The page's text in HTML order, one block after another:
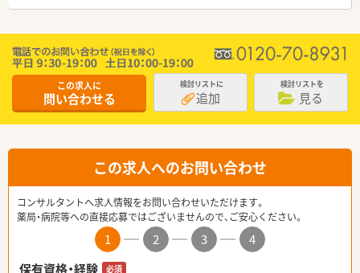
この求人に
問い合わせる
検討リストに
追加
検討リストを
見る
この求人へのお問い合わせ
コンサルタントへ求人情報をお問い合わせいただけます。
薬局・病院等への直接応募ではございませんので、ご安心ください。
1 2 3
4
保有資格・経験
必須